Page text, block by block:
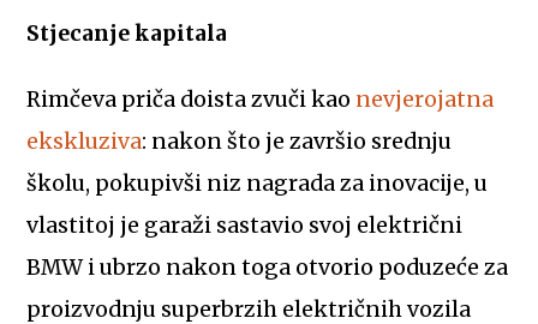
Stjecanje kapitala
Rimčeva priča doista zvuči kao nevjerojatna
ekskluziva: nakon što je završio srednju
školu, pokupivši niz nagrada za inovacije, u
vlastitoj je garaži sastavio svoj električni
BMW i ubrzo nakon toga otvorio poduzeće za
proizvodnju superbrzih električnih vozila